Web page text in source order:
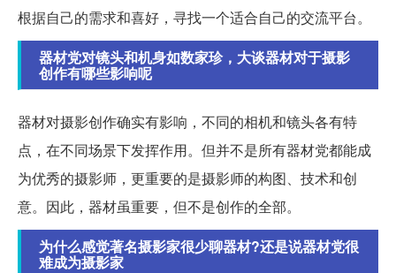
根据自己的需求和喜好，寻找一个适合自己的交流平台。
器材党对镜头和机身如数家珍，大谈器材对于摄影
创作有哪些影响呢
器材对摄影创作确实有影响，不同的相机和镜头各有特
点，在不同场景下发挥作用。但并不是所有器材党都能成
为优秀的摄影师，更重要的是摄影师的构图、技术和创
意。因此，器材虽重要，但不是创作的全部。
为什么感觉著名摄影家很少聊器材?还是说器材党很
难成为摄影家